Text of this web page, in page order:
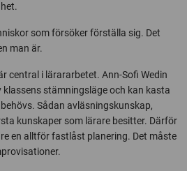
som försöker förställa sig. Det
man är.
central i lärararbetet. Ann-Sofi Wedin
klassens stämningsläge och kan kasta
Sådan avläsningskunskap,
kunskaper som lärare besitter. Därför
en alltför fastlåst planering. Det måste